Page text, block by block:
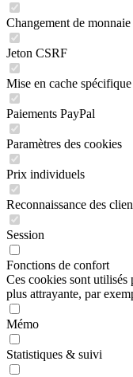
Changement de monnaie
Jeton CSRF
Mise en cache
Paiements PayPal
Paramètres des cookies
Prix individuels
Reconnaissance des
Session
Fonctions de confort
Ces cookies sont utilisés
plus attrayante, par
Mémo
Statistiques & suivi